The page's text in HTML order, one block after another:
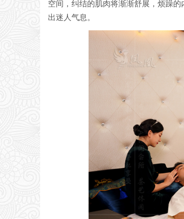
空间，纠结的肌肉将渐渐舒展，烦躁
出迷人气息。